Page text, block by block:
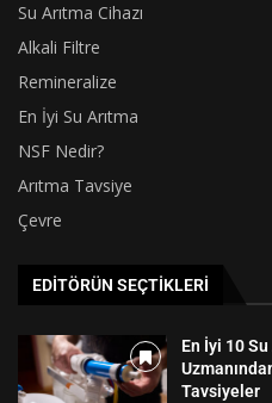
Su Arıtma Cihazı
Alkali Filtre
Remineralize
En İyi Su Arıtma
NSF Nedir?
Arıtma Tavsiye
Çevre
EDITÖRÜN SEÇTIKLERI
En İyi 10
Tavsiyeler